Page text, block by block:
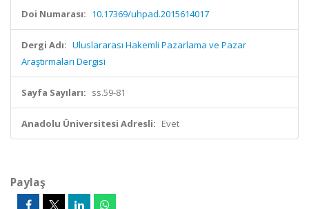
Doi Numarası: 10.17369/uhpad.2015614017
Dergi Adı: Uluslararası Hakemli Pazarlama ve Pazar
Araştırmaları Dergisi
Sayfa Sayıları: ss.59-81
Anadolu Üniversitesi Adresli: Evet
Paylaş